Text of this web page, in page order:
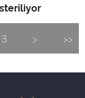
3 > >>